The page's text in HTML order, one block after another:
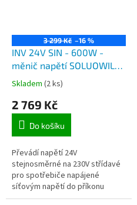
3 299 Kč –16 %
INV 24V SIN - 600W -
měnič napětí SOLUOWILL
z 24V na 230V, výkon
600W čistá sinusovka
Skladem (2 ks)
2 769 Kč
Do košíku
Převádí napětí 24V
stejnosměrné na 230V střídavé
pro spotřebiče napájené
síťovým napětí do příkonu
600W.